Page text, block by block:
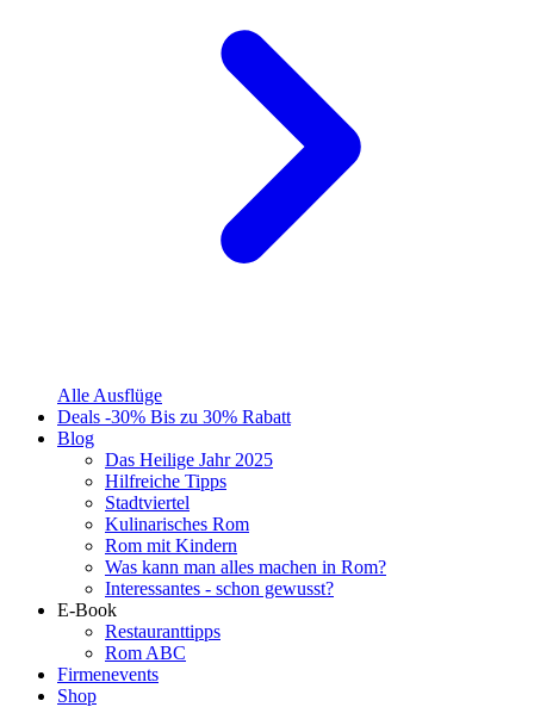
Alle Ausflüge
Deals -30% Bis zu 30% Rabatt
Blog
Das Heilige Jahr 2025
Hilfreiche Tipps
Stadtviertel
Kulinarisches Rom
Rom mit Kindern
Was kann man alles machen in Rom?
Interessantes - schon gewusst?
E-Book
Restauranttipps
Rom ABC
Firmenevents
Shop